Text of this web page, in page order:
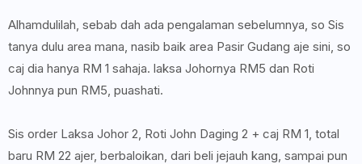
Alhamdulilah, sebab dah ada pengalaman sebelumnya, so Sis
tanya dulu area mana, nasib baik area Pasir Gudang aje sini, so
caj dia hanya RM 1 sahaja. laksa Johornya RM5 dan Roti
Johnnya pun RM5, puashati.
Sis order Laksa Johor 2, Roti John Daging 2 + caj RM 1, total
baru RM 22 ajer, berbaloikan, dari beli jejauh kang, sampai pun